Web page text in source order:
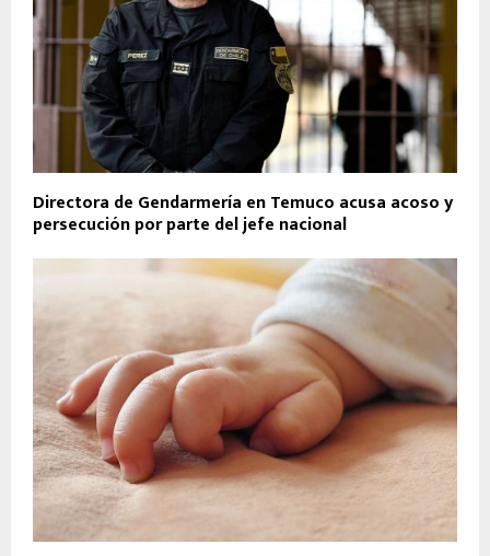
Directora de Gendarmería en Temuco acusa acoso y
persecución por parte del jefe nacional